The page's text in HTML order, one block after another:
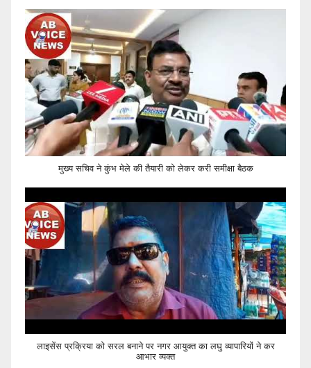
मुख्य सचिव ने कुंभ मेले की तैयारी को लेकर करी समीक्षा बैठक
लाइसेंस प्रक्रिया को सरल बनाने पर नगर आयुक्त का लघु व्यापारियों ने कर
आभार व्यक्त